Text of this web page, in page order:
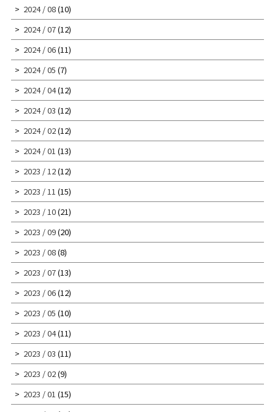
2024 / 08(10)
2024 / 07(12)
2024 / 06(11)
2024 / 05 (7)
2024 / 04(12)
2024 / 03 (12)
2024 / 02(12)
2024 / 01 (13)
2023 / 12(12)
2023 / 11 (15)
2023 / 10(21)
2023 / 09(20)
2023 / 08(8)
2023 / 07(13)
2023 / 06(12)
2023 / 05 (10)
2023 / 04(11)
2023 / 03 (11)
2023 / 02(9)
2023 / 01 (15)